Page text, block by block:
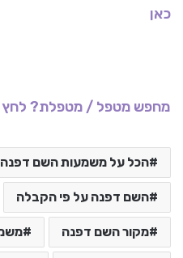
כאן
מחפש מטפל / מטפלת? לחץ
הכל על משמעות השם דפנה
השם דפנה על פי הקבלה
מקור השם דפנה